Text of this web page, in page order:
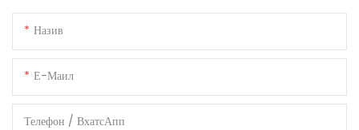
Назив
Е-Маил
Телефон / ВхатсАпп